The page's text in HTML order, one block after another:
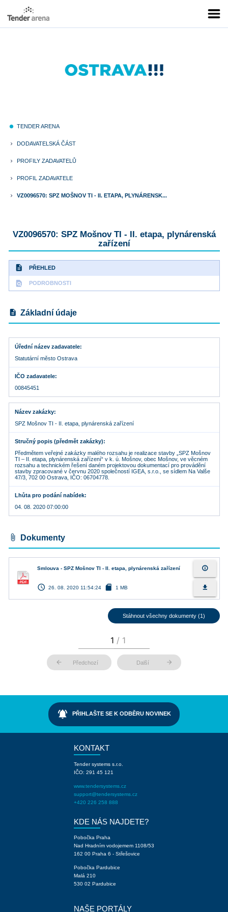
fiber_manual_record TENDER ARENA
keyboard_arrow_right DODAVATELSKÁ ČÁST
keyboard_arrow_right PROFILY ZADAVATELŮ
keyboard_arrow_right PROFIL ZADAVATELE
keyboard_arrow_right VZ0096570: SPZ MOŠNOV TI - II. ETAPA, PLYNÁRENSK...
VZ0096570: SPZ Mošnov TI - II. etapa, plynárenská
zařízení
description PŘEHLED
find_in_page PODROBNOSTI
description Základní údaje
Úřední název zadavatele
Statutární město Ostrava
IČO zadavatele
00845451
Název zakázky
SPZ Mošnov TI - II. etapa, plynárenská zařízení
Stručný popis (předmět zakázky)
Předmětem veřejné zakázky malého rozsahu je realizace stavby „SPZ Mošnov
TI – II. etapa, plynárenská zařízení“ v k. ú. Mošnov, obec Mošnov, ve věcném
rozsahu a technickém řešení daném projektovou dokumentací pro provádění
stavby zpracované v červnu 2020 společností IGEA, s.r.o., se sídlem Na Valše
47/3, 702 00 Ostrava, IČO: 06704778.
Lhůta pro podání nabídek
04. 08. 2020 07:00:00
attach_file Dokumenty
Smlouva - SPZ Mošnov TI - II. etapa, plynárenská zařízení
access_time 26. 08. 2020 11:54:24 sd_card 1 MB
info_outline
file_download
Stáhnout všechny dokumenty (1)
arrow_back Předchozí Další arrow_forward
notifications_active PŘIHLAŠTE SE K ODBĚRU NOVINEK
KONTAKT
Tender systems s.r.o.
IČO: 291 45 121
www.tendersystems.cz
support@tendersystems.cz
+420 226 258 888
KDE NÁS NAJDETE?
Pobočka Praha
Nad Hradním vodojemem 1108/53
162 00 Praha 6 - Střešovice
Pobočka Pardubice
Malá 210
530 02 Pardubice
NAŠE PORTÁLY